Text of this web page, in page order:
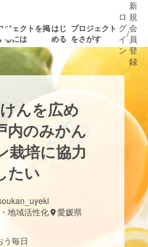
ジェクトを掲
るには
はじ
める
プロジェクト
をさがす
募集終了が近いプ
ロジェクト
されます
ゲーム・
書籍・雑誌
ロ
グ
イ
ン
/
新
規
会
員
登
録
んを広め
内のみかん
栽培に協力
たい
地域活性化
愛媛県
う毎日